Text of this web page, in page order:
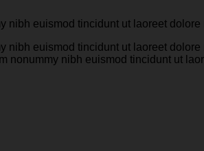
nibh euismod tincidunt ut laoreet
nibh euismod tincidunt ut laoreet
nibh euismod tincidunt ut